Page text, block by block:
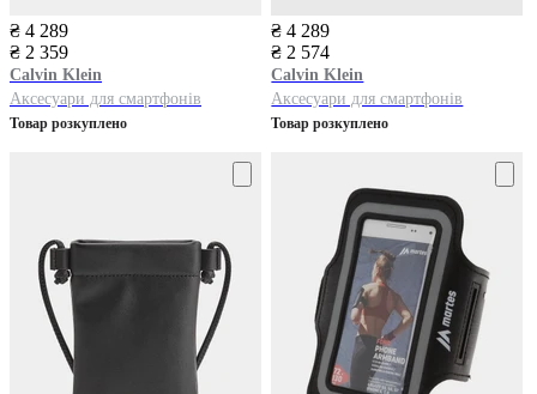
₴ 4 289
₴ 2 359
Calvin Klein
Аксесуари для смартфонів
Товар розкуплено
₴ 4 289
₴ 2 574
Calvin Klein
Аксесуари для смартфонів
Товар розкуплено